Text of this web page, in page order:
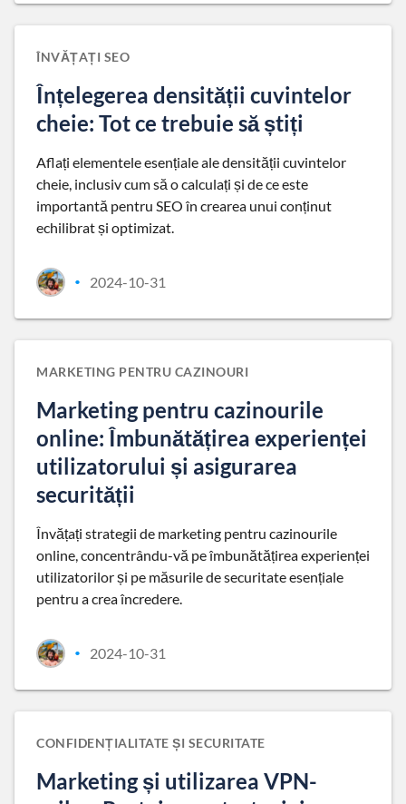
ÎNVĂȚAȚI SEO
Înțelegerea densității cuvintelor
cheie: Tot ce trebuie să știți
Aflați elementele esențiale ale densității cuvintelor
cheie, inclusiv cum să o calculați și de ce este
importantă pentru SEO în crearea unui conținut
echilibrat și optimizat.
• 2024-10-31
MARKETING PENTRU CAZINOURI
Marketing pentru cazinourile
online: Îmbunătățirea experienței
utilizatorului și asigurarea
securității
Învățați strategii de marketing pentru cazinourile
online, concentrându-vă pe îmbunătățirea experienței
utilizatorilor și pe măsurile de securitate esențiale
pentru a crea încredere.
• 2024-10-31
CONFIDENȚIALITATE ȘI SECURITATE
Marketing și utilizarea VPN-